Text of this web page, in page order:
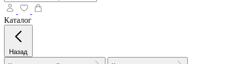
Каталог
Назад